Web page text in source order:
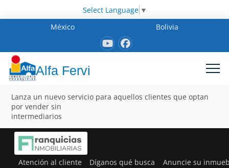
Select Language ▼
México
Bolivia
Alfa Fervi
Lanza un nuevo servicio para aquellos clientes que optan
por vender sin
intermediarios
Atención al cliente Díganos qué busca Anuncie su